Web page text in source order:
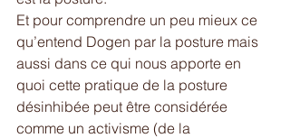
Et pour comprendre un peu mieux ce
qu’entend Dogen par la posture mais
aussi dans ce qui nous apporte en
quoi cette pratique de la posture
désinhibée peut être considérée
comme un activisme (de la